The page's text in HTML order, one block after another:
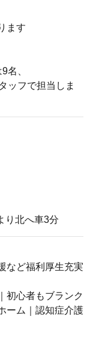
ます
名、
ッフで担当しま
り北へ車3分
など福利厚生充実
初心者もブランク
ーム｜認知症介護